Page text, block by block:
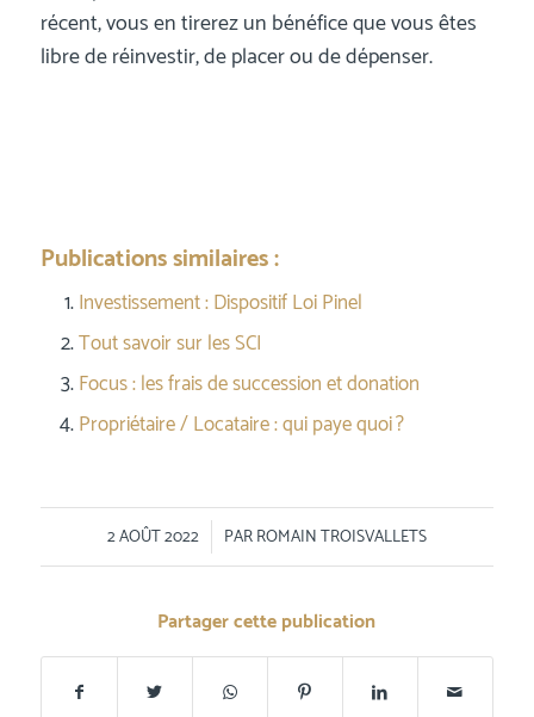
récent, vous en tirerez un bénéfice que vous êtes
libre de réinvestir, de placer ou de dépenser.
Publications similaires :
Investissement : Dispositif Loi Pinel
Tout savoir sur les SCI
Focus : les frais de succession et donation
Propriétaire / Locataire : qui paye quoi ?
2 AOÛT 2022
/ PARROMAIN TROISVALLETS
Partager cette publication